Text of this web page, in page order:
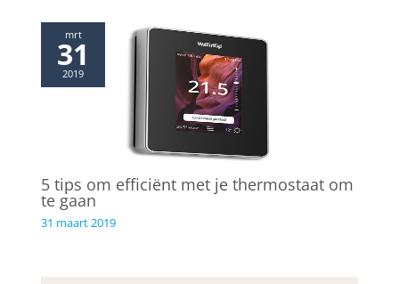
mrt
31
2019
5 tips om efficiënt met je thermostaat om
te gaan
31 maart 2019